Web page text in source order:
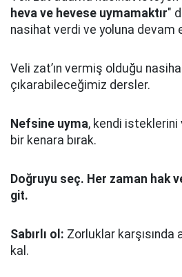
heva ve hevese uymamaktır"
nasihat verdi ve yoluna devam
Veli zat’ın vermiş olduğu
çıkarabileceğimiz dersler.
Nefsine uyma, kendi
bir kenara bırak.
Doğruyu seç. Her zaman hak
git.
Sabırlı ol: Zorluklar
kal.